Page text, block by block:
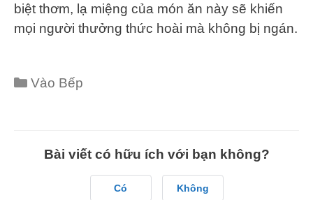
biệt thơm, lạ miệng của món ăn này sẽ khiến
mọi người thưởng thức hoài mà không bị ngán.
Categories
Vào Bếp
Bài viết có hữu ích với bạn không?
Có Không